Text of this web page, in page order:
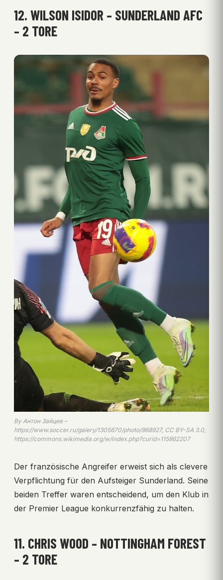
12. WILSON ISIDOR – SUNDERLAND AFC
– 2 TORE
By Антон Зайцев –
https://www.soccer.ru/galery/1305670/photo/968927, CC BY-SA 3.0,
https://commons.wikimedia.org/w/index.php?curid=115862207
Der französische Angreifer erweist sich als clevere
Verpflichtung für den Aufsteiger Sunderland. Seine
beiden Treffer waren entscheidend, um den Klub in
der Premier League konkurrenzfähig zu halten.
11. CHRIS WOOD – NOTTINGHAM FOREST
– 2 TORE